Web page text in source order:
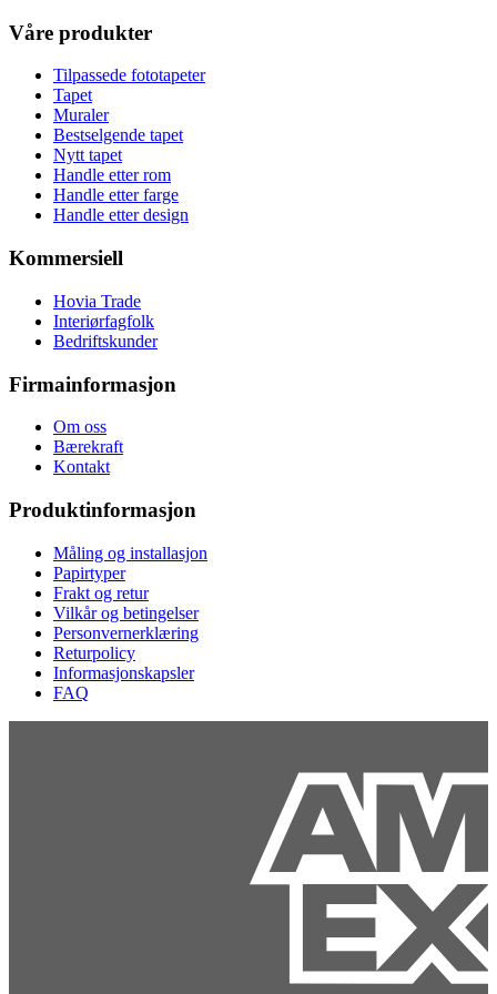
Våre produkter
Tilpassede fototapeter
Tapet
Muraler
Bestselgende tapet
Nytt tapet
Handle etter rom
Handle etter farge
Handle etter design
Kommersiell
Hovia Trade
Interiørfagfolk
Bedriftskunder
Firmainformasjon
Om oss
Bærekraft
Kontakt
Produktinformasjon
Måling og installasjon
Papirtyper
Frakt og retur
Vilkår og betingelser
Personvernerklæring
Returpolicy
Informasjonskapsler
FAQ